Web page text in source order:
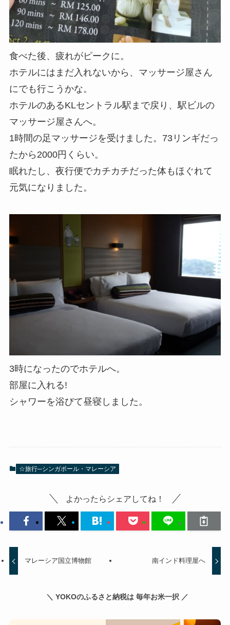
食べた後、疲れがピークに。
ホテルにはまだ入れないから、マッサージ屋さん
にでも行こうかな。
ホテルのあるKLセントラル駅まで戻り、駅ビルの
マッサージ屋さんへ。
1時間の足マッサージを受けました。73リンギだっ
たから2000円くらい。
眠れたし、夜行便でカチカチだった体もほぐれて
元気になりました。
3時になったのでホテルへ。
部屋に入れる!
シャワーを浴びて昼寝しました。
☆旅行─シンガポール・マレーシア
よかったらシェアしてね！
マレーシア国立博物館 南インド料理屋へ
＼ YOKOのふるさと納税は 毎年お米一択 ／